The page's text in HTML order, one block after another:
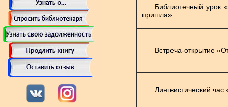
Библиотечный урок
пришла»
Встреча-открытие
Лингвистический